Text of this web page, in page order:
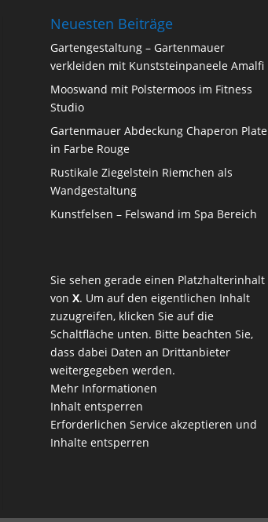
Neuesten Beiträge
Gartengestaltung – Gartenmauer
verkleiden mit Kunststeinpaneele Amalfi
Mooswand mit Polstermoos im Fitness
Studio
Gartenmauer Abdeckung Chaperon Plate
in Farbe Rouge
Rustikale Ziegelstein Riemchen als
Wandgestaltung
Kunstfelsen – Felswand im Spa Bereich
Sie sehen gerade einen Platzhalterinhalt
von X. Um auf den eigentlichen Inhalt
zuzugreifen, klicken Sie auf die
Schaltfläche unten. Bitte beachten Sie,
dass dabei Daten an Drittanbieter
weitergegeben werden.
Mehr Informationen
Inhalt entsperren
Erforderlichen Service akzeptieren und
Inhalte entsperren